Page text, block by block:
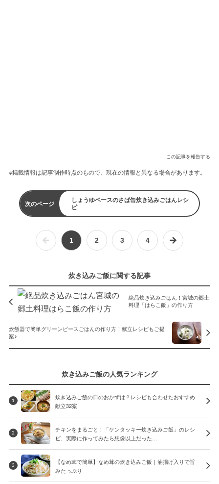
この記事を報告する
※掲載情報は記事制作時点のもので、現在の情報と異なる場合があります。
次のページ
しょうゆベースのさば缶炊き込みごはんレシ
ピ
1 2 3 4
炊き込みご飯に関する記事
絶品炊き込みごはん！宮城の郷土
料理「はらこ飯」の作り方
炊飯器で簡単グリーンピースごはんの作り方！献立レシピもご提
案♪
炊き込みご飯の人気ランキング
1
炊き込みご飯の日のおかずは？レシピも合わせたおすすめ
献立32案
2
チキンをまるごと！「ケンタッキー炊き込みご飯」のレシ
ピ、実際に作ってみたら想像以上だった…
3
【なめ茸で簡単】なめ茸の炊き込みご飯｜油揚げ入りで旨
みたっぷり